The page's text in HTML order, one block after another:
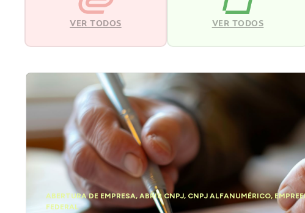
VER TODOS VER TODOS
ABERTURA DE EMPRESA,ABRIR CNPJ, CNPJ ALFANUMÉRICO,
FEDERAL